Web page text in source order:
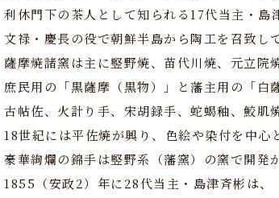
利休門下の茶人として知られる17代当主・島
文禄・慶長の役で朝鮮半島から陶工を召致し
薩摩焼諸窯は主に竪野焼、苗代川焼、元立院
庶民用の「黒薩摩（黒物）」と藩主用の「白
古帖佐、火計り手、宋胡録手、蛇蝎釉、鮫肌
18世紀には平佐焼が興り、色絵や染付を中心
豪華絢爛の錦手は竪野系（藩窯）の窯で開発
1855（安政2）年に28代当主・島津斉彬は、